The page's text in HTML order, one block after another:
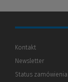
Kontakt
Newsletter
Status zamówienia